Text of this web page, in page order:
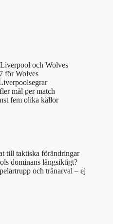
och Wolves
för Wolves
mål per match
fem olika källor
till taktiska förändringar
dominans långsiktigt?
och tränarval – ej